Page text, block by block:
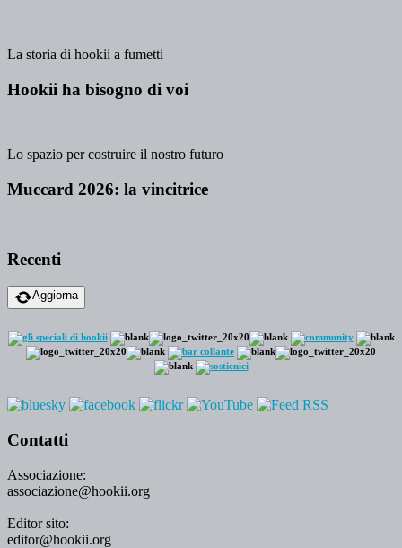
La storia di hookii a fumetti
Hookii ha bisogno di voi
Lo spazio per costruire il nostro futuro
Muccard 2026: la vincitrice
Recenti
Aggiorna
Contatti
Associazione:
associazione@hookii.org
Editor sito:
editor@hookii.org